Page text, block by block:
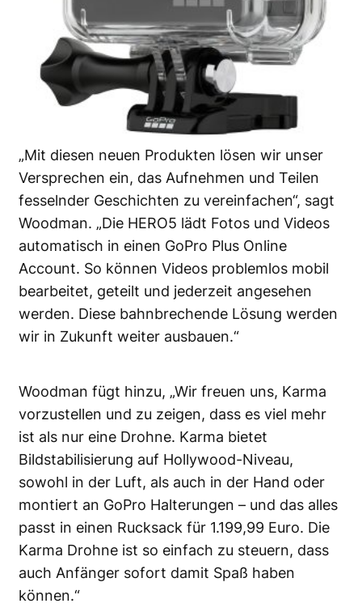
„Mit diesen neuen Produkten lösen wir unser
Versprechen ein, das Aufnehmen und Teilen
fesselnder Geschichten zu vereinfachen“, sagt
Woodman. „Die HERO5 lädt Fotos und Videos
automatisch in einen GoPro Plus Online
Account. So können Videos problemlos mobil
bearbeitet, geteilt und jederzeit angesehen
werden. Diese bahnbrechende Lösung werden
wir in Zukunft weiter ausbauen.“
Woodman fügt hinzu, „Wir freuen uns, Karma
vorzustellen und zu zeigen, dass es viel mehr
ist als nur eine Drohne. Karma bietet
Bildstabilisierung auf Hollywood-Niveau,
sowohl in der Luft, als auch in der Hand oder
montiert an GoPro Halterungen – und das alles
passt in einen Rucksack für 1.199,99 Euro. Die
Karma Drohne ist so einfach zu steuern, dass
auch Anfänger sofort damit Spaß haben
können.“